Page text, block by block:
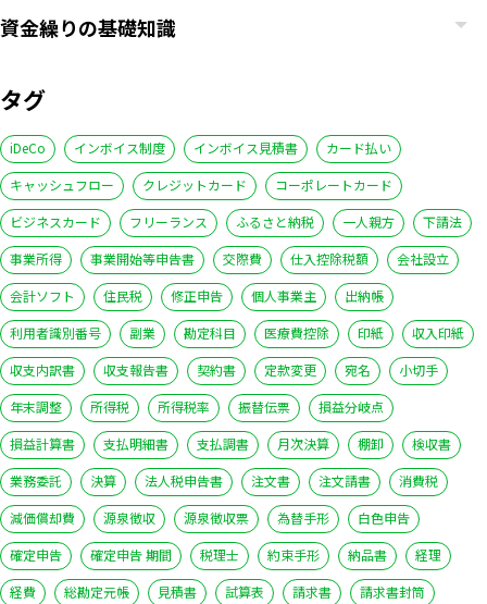
資金繰りの基礎知識
タグ
iDeCo インボイス制度 インボイス見積書
カード払い
キャッシュフロー
クレジットカード
コーポレートカード
ビジネスカード
フリーランス ふるさと納税 一人親方
下請法
事業所得
事業開始等申告書 交際費 仕入控除税額
会社設立
会計ソフト
住民税 修正申告 個人事業主
出納帳
利用者識別番号
副業 勘定科目 医療費控除 印紙
収入印紙
収支内訳書
収支報告書 契約書 定款変更 宛名
小切手
年末調整
所得税 所得税率 振替伝票
損益分岐点
損益計算書
支払明細書 支払調書 月次決算 棚卸
検収書
業務委託
決算 法人税申告書 注文書 注文請書
消費税
減価償却費
源泉徴収 源泉徴収票 為替手形
白色申告
確定申告
確定申告 期間 税理士 約束手形 納品書
経理
経費
総勘定元帳 見積書 試算表 請求書
請求書封筒